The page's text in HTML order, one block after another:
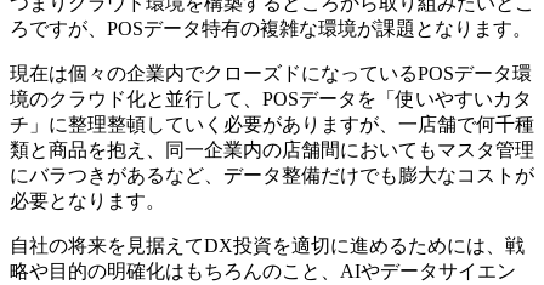
ろですが、POSデータ特有の複雑な環境が課題となります。
現在は個々の企業内でクローズドになっているPOSデータ環
境のクラウド化と並行して、POSデータを「使いやすいカタ
チ」に整理整頓していく必要がありますが、一店舗で何千種
類と商品を抱え、同一企業内の店舗間においてもマスタ管理
にバラつきがあるなど、データ整備だけでも膨大なコストが
必要となります。
自社の将来を見据えてDX投資を適切に進めるためには、戦
略や目的の明確化はもちろんのこと、AIやデータサイエン